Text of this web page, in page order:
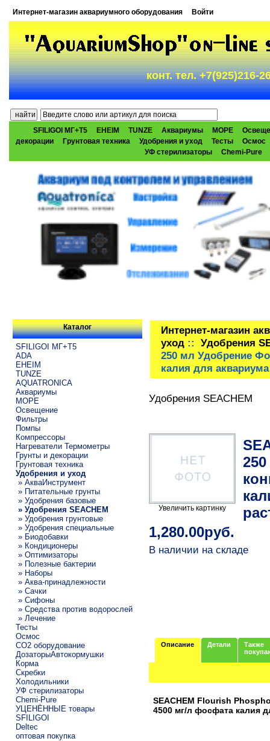
Интернет-магазин аквариумного оборудования Войти
конт. тел. +7(925)216-
SFILIGOI МГ+Т5 EHEIM TUNZE Аквариумы МОРЕ
декорации
Грунтовая техника Удобрения и уход Тесты
Осмос
УФ стерилизаторы
Chemi-Pure
Каталог
SFILIGOI МГ+Т5
ADA
EHEIM
TUNZE
AQUATRONICA
Аквариумы
МОРЕ
Освещение
Фильтры
Помпы
Компрессоры
Нагреватели Термометры
Грунты и декорации
Грунтовая техника
Удобрения и уход
» АкваИнструмент
» Питательные грунты
» Удобрения базовые
» Удобрения SEACHEM
» Удобрения грунтовые
» Удобрения специальные
» Биодобавки
» Кондиционеры
» Оптимизаторы
» Полезные бактерии
» Наборы
» Аква-принадлежности
» Сачки
» Сифоны
» Средства против водорослей
» Лечение
Тесты
Осмос
CO2 оборудование
ДозаторыАвтокормушки
Корма
Скребки
Холодильники
УФ стерилизаторы
Chemi-Pure
УЦЕНЁННЫЕ товары
SFILIGOI
Deltec
оптовая покупка
Интернет-магазин
уход:: Удобрения
250 мл Удобрение
калия для
Удобрения SEACHEM
Увеличить картинку
1,280.00руб.
В наличии на складе
Описание Детали
Также
SEACHEM Flourish
4500 мг/л фосфата калия